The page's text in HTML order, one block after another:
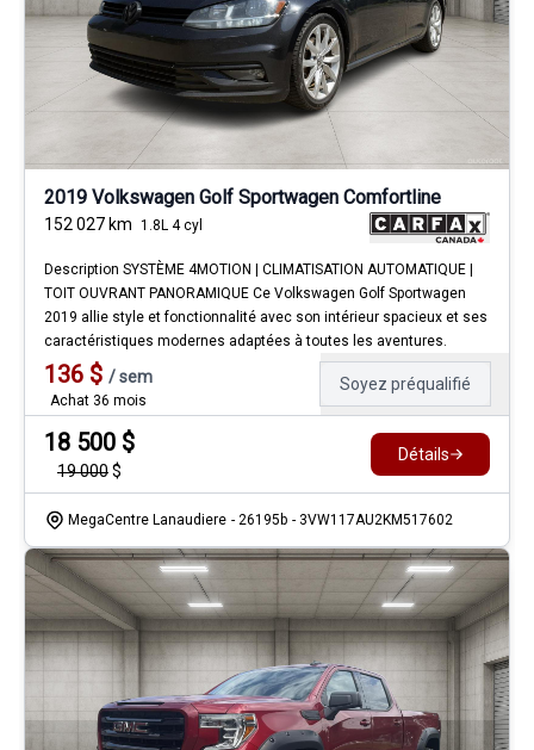
2019 Volkswagen Golf Sportwagen Comfortline
152 027 km 1.8L 4 cyl
Description SYSTÈME 4MOTION | CLIMATISATION AUTOMATIQUE |
TOIT OUVRANT PANORAMIQUE Ce Volkswagen Golf Sportwagen
2019 allie style et fonctionnalité avec son intérieur spacieux et ses
caractéristiques modernes adaptées à toutes les aventures.
136 $ /sem
Achat 36 mois
Soyez préqualifié
18 500 $
19 000$
Détails
MegaCentre Lanaudiere - 26195b - 3VW117AU2KM517602